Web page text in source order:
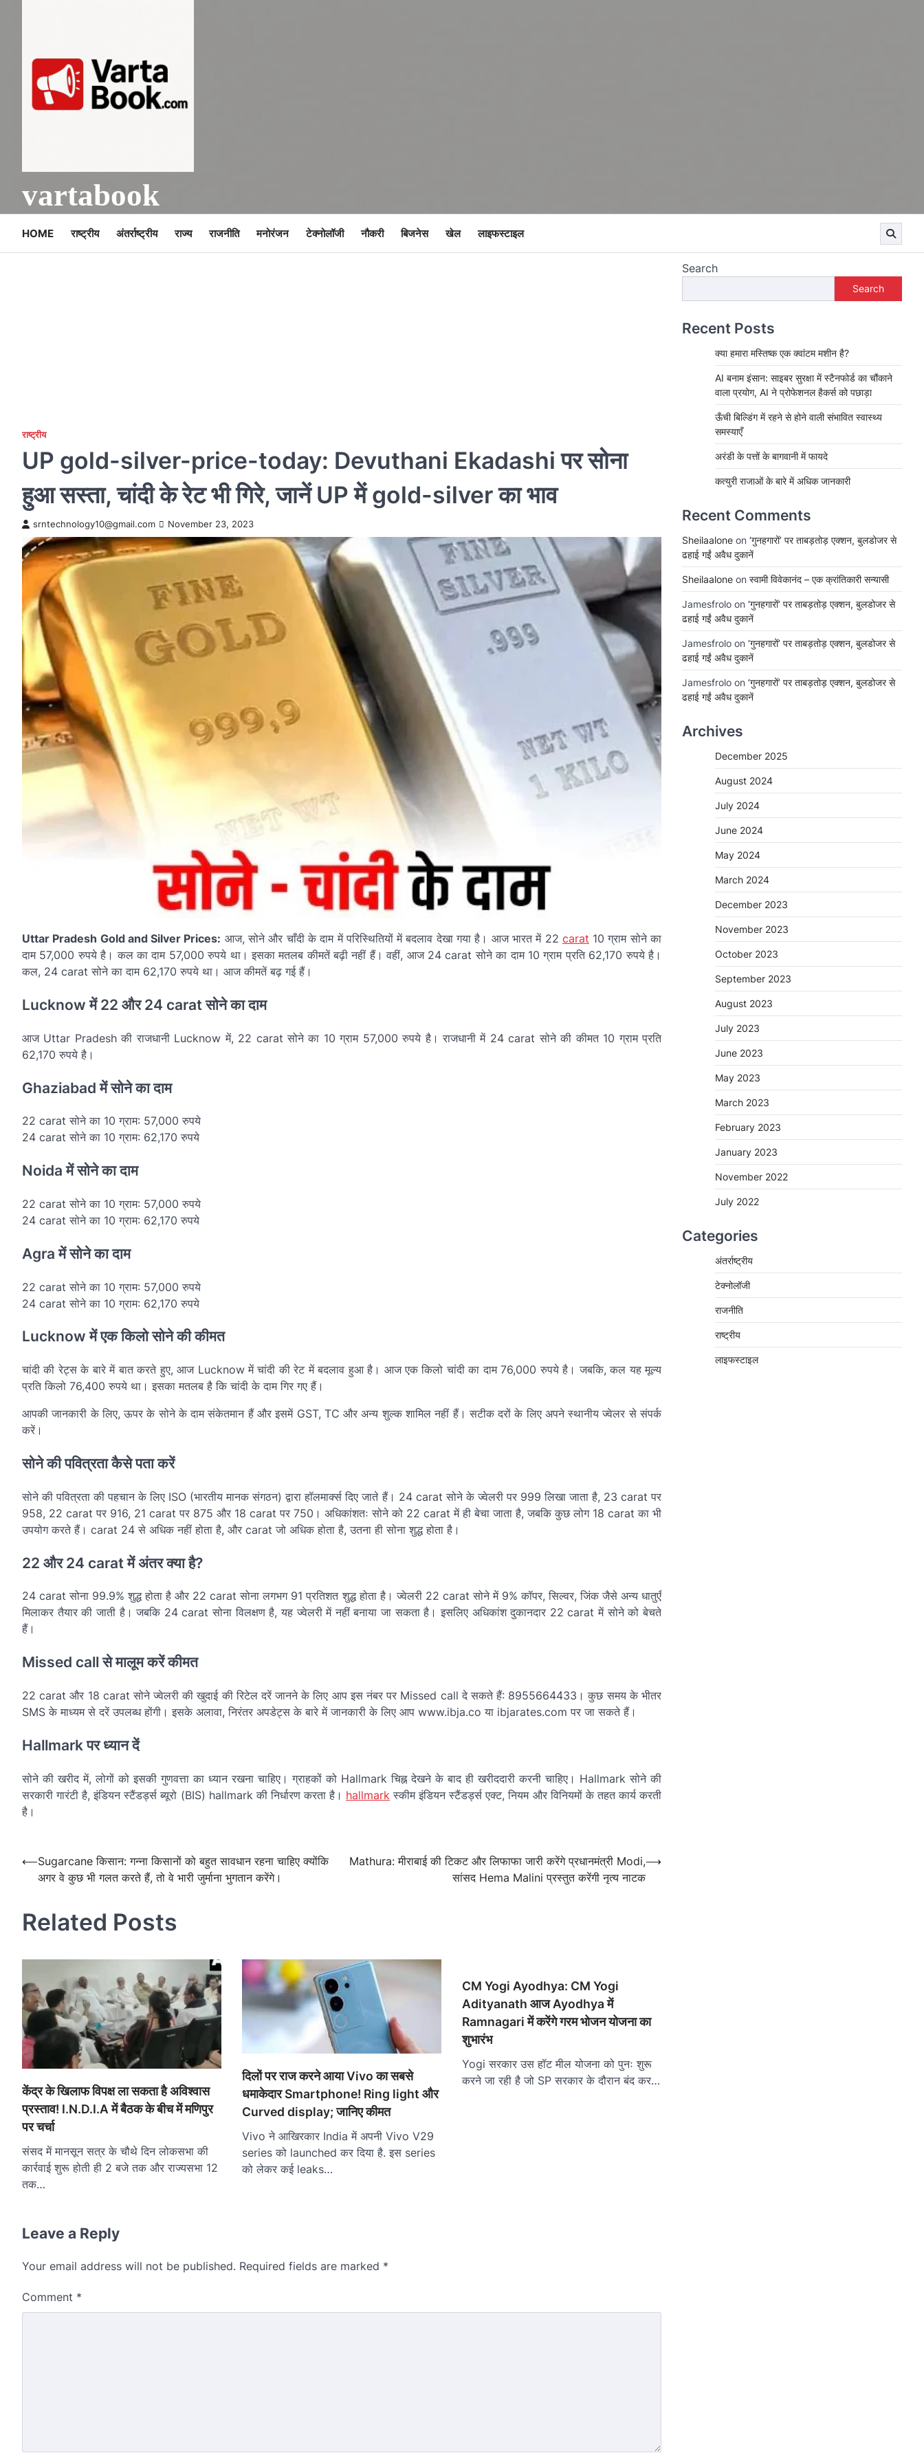
vartabook
HOME राष्ट्रीय अंतर्राष्ट्रीय राज्य राजनीति मनोरंजन टेक्नोलॉजी नौकरी बिजनेस खेल लाइफस्टाइल
राष्ट्रीय
UP gold-silver-price-today: Devuthani Ekadashi पर सोना
हुआ सस्ता, चांदी के रेट भी गिरे, जानें UP में gold-silver का भाव
srntechnology10@gmail.com November 23, 2023
Uttar Pradesh Gold and Silver Prices: आज, सोने और चाँदी के दाम में परिस्थितियों में बदलाव देखा गया है। आज भारत में 22 carat 10 ग्राम सोने का
दाम 57,000 रुपये है। कल का दाम 57,000 रुपये था। इसका मतलब कीमतें बढ़ी नहीं हैं। वहीं, आज 24 carat सोने का दाम 10 ग्राम प्रति 62,170 रुपये है।
कल, 24 carat सोने का दाम 62,170 रुपये था। आज कीमतें बढ़ गई हैं।
Lucknow में 22 और 24 carat सोने का दाम
आज Uttar Pradesh की राजधानी Lucknow में, 22 carat सोने का 10 ग्राम 57,000 रुपये है। राजधानी में 24 carat सोने की कीमत 10 ग्राम प्रति
62,170 रुपये है।
Ghaziabad में सोने का दाम
22 carat सोने का 10 ग्राम: 57,000 रुपये
24 carat सोने का 10 ग्राम: 62,170 रुपये
Noida में सोने का दाम
22 carat सोने का 10 ग्राम: 57,000 रुपये
24 carat सोने का 10 ग्राम: 62,170 रुपये
Agra में सोने का दाम
22 carat सोने का 10 ग्राम: 57,000 रुपये
24 carat सोने का 10 ग्राम: 62,170 रुपये
Lucknow में एक किलो सोने की कीमत
चांदी की रेट्स के बारे में बात करते हुए, आज Lucknow में चांदी की रेट में बदलाव हुआ है। आज एक किलो चांदी का दाम 76,000 रुपये है। जबकि, कल यह मूल्य
प्रति किलो 76,400 रुपये था। इसका मतलब है कि चांदी के दाम गिर गए हैं।
आपकी जानकारी के लिए, ऊपर के सोने के दाम संकेतमान हैं और इसमें GST, TC और अन्य शुल्क शामिल नहीं हैं। सटीक दरों के लिए अपने स्थानीय ज्वेलर से संपर्क
करें।
सोने की पवित्रता कैसे पता करें
सोने की पवित्रता की पहचान के लिए ISO (भारतीय मानक संगठन) द्वारा हॉलमार्क्स दिए जाते हैं। 24 carat सोने के ज्वेलरी पर 999 लिखा जाता है, 23 carat पर
958, 22 carat पर 916, 21 carat पर 875 और 18 carat पर 750। अधिकांशतः सोने को 22 carat में ही बेचा जाता है, जबकि कुछ लोग 18 carat का भी
उपयोग करते हैं। carat 24 से अधिक नहीं होता है, और carat जो अधिक होता है, उतना ही सोना शुद्ध होता है।
22 और 24 carat में अंतर क्या है?
24 carat सोना 99.9% शुद्ध होता है और 22 carat सोना लगभग 91 प्रतिशत शुद्ध होता है। ज्वेलरी 22 carat सोने में 9% कॉपर, सिल्वर, जिंक जैसे अन्य धातुएँ
मिलाकर तैयार की जाती है। जबकि 24 carat सोना विलक्षण है, यह ज्वेलरी में नहीं बनाया जा सकता है। इसलिए अधिकांश दुकानदार 22 carat में सोने को बेचते
हैं।
Missed call से मालूम करें कीमत
22 carat और 18 carat सोने ज्वेलरी की खुदाई की रिटेल दरें जानने के लिए आप इस नंबर पर Missed call दे सकते हैं: 8955664433। कुछ समय के भीतर
SMS के माध्यम से दरें उपलब्ध होंगी। इसके अलावा, निरंतर अपडेट्स के बारे में जानकारी के लिए आप www.ibja.co या ibjarates.com पर जा सकते हैं।
Hallmark पर ध्यान दें
सोने की खरीद में, लोगों को इसकी गुणवत्ता का ध्यान रखना चाहिए। ग्राहकों को Hallmark चिह्न देखने के बाद ही खरीददारी करनी चाहिए। Hallmark सोने की
सरकारी गारंटी है, इंडियन स्टैंडर्ड्स ब्यूरो (BIS) hallmark की निर्धारण करता है। hallmark स्कीम इंडियन स्टैंडर्ड्स एक्ट, नियम और विनियमों के तहत कार्य करती
है।
navigation
Post
navigation
⟵Sugarcane किसान: गन्ना किसानों को बहुत सावधान रहना चाहिए क्योंकि
अगर वे कुछ भी गलत करते हैं, तो वे भारी जुर्माना भुगतान करेंगे।
Mathura: मीराबाई की टिकट और लिफाफा जारी करेंगे प्रधानमंत्री Modi,
सांसद Hema Malini प्रस्तुत करेंगी नृत्य नाटक
⟶
Related Posts
केंद्र के खिलाफ विपक्ष ला सकता है अविश्वास
प्रस्ताव! I.N.D.I.A में बैठक के बीच में मणिपुर
पर चर्चा
संसद में मानसून सत्र के चौथे दिन लोकसभा की
कार्रवाई शुरू होती ही 2 बजे तक और राज्यसभा 12
तक…
दिलों पर राज करने आया Vivo का सबसे
धमाकेदार Smartphone! Ring light और
Curved display; जानिए कीमत
Vivo ने आखिरकार India में अपनी Vivo V29
series को launched कर दिया है. इस series
को लेकर कई leaks…
CM Yogi Ayodhya: CM Yogi
Adityanath आज Ayodhya में
Ramnagari में करेंगे गरम भोजन योजना का
शुभारंभ
Yogi सरकार उस हॉट मील योजना को पुनः शुरू
करने जा रही है जो SP सरकार के दौरान बंद कर…
Leave a Reply
Your email address will not be published. Required fields are marked *
Comment *
Search
Search
Recent Posts
क्या हमारा मस्तिष्क एक क्वांटम मशीन है?
AI बनाम इंसान: साइबर सुरक्षा में स्टैनफोर्ड का चौंकाने
वाला प्रयोग, AI ने प्रोफेशनल हैकर्स को पछाड़ा
ऊँची बिल्डिंग में रहने से होने वाली संभावित स्वास्थ्य
समस्याएँ
अरंडी के पत्तों के बागवानी में फायदे
कत्युरी राजाओं के बारे में अधिक जानकारी
Recent Comments
Sheilaalone on ‘गुनहगारों’ पर ताबड़तोड़ एक्शन, बुलडोजर से
ढहाई गईं अवैध दुकानें
Sheilaalone on स्वामी विवेकानंद – एक क्रांतिकारी सन्यासी
Jamesfrolo on ‘गुनहगारों’ पर ताबड़तोड़ एक्शन, बुलडोजर से
ढहाई गईं अवैध दुकानें
Jamesfrolo on ‘गुनहगारों’ पर ताबड़तोड़ एक्शन, बुलडोजर से
ढहाई गईं अवैध दुकानें
Jamesfrolo on ‘गुनहगारों’ पर ताबड़तोड़ एक्शन, बुलडोजर से
ढहाई गईं अवैध दुकानें
Archives
December 2025
August 2024
July 2024
June 2024
May 2024
March 2024
December 2023
November 2023
October 2023
September 2023
August 2023
July 2023
June 2023
May 2023
March 2023
February 2023
January 2023
November 2022
July 2022
Categories
अंतर्राष्ट्रीय
टेक्नोलॉजी
राजनीति
राष्ट्रीय
लाइफस्टाइल